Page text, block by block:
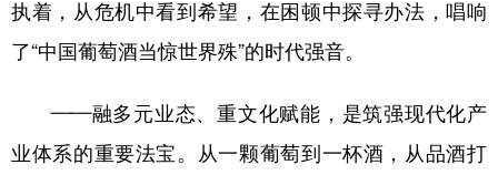
执着，从危机中看到希望，在困顿中探寻办法，唱响
了“中国葡萄酒当惊世界殊”的时代强音。
——融多元业态、重文化赋能，是筑强现代化产
业体系的重要法宝。从一颗葡萄到一杯酒，从品酒打